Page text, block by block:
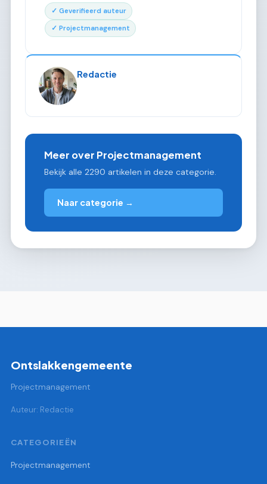
✓ Geverifieerd auteur
✓ Projectmanagement
Redactie
Meer over Projectmanagement
Bekijk alle 2290 artikelen in deze categorie.
Naar categorie →
Ontslakkengemeente
Projectmanagement
Auteur: Redactie
CATEGORIEËN
Projectmanagement